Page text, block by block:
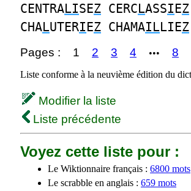
CENTRALISEZ CERCLASSIEZ
CHALUTERIEZ CHAMAILLIEZ
Pages : 1 2 3 4 ••• 8
Liste conforme à la neuvième édition du
Modifier la liste
Liste précédente
Voyez cette liste pour :
Le Wiktionnaire français : 6800 mots
Le scrabble en anglais : 659 mots